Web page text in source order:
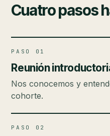
Cuatro pasos
PASO 01
Reunión
Nos conocemos y
cohorte.
PASO 02